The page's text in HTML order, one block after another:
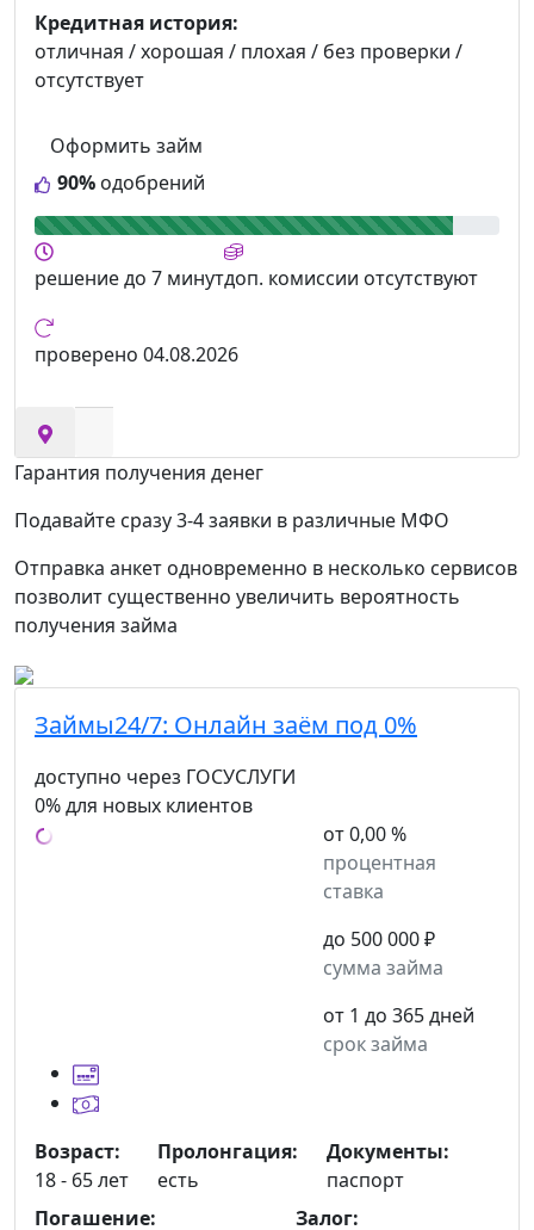
90% одобрений
Оформить займ
Кредитная история:
отличная / хорошая / плохая / без проверки /
отсутствует
решениедо 7 минутдоп. комиссии отсутствуют
проверено 04.08.2026
Гарантия получения денег
Подавайте сразу 3-4 заявки в различные МФО
Отправка анкет одновременно в несколько сервисов
позволит существенно увеличить вероятность
получения займа
Займы24/7: Онлайн заём под 0%
доступно через ГОСУСЛУГИ
0% для новых клиентов
от 0,00 %
процентная
ставка
до 500 000 ₽
сумма займа
от 1 до 365 дней
срок займа
Возраст:
18 - 65 лет
Пролонгация:
есть
Документы:
паспорт
Погашение:
Залог: